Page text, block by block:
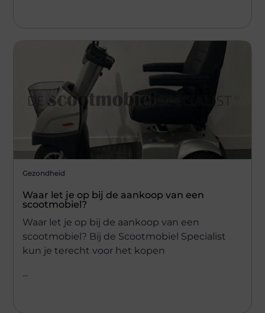
Gezondheid
Waar let je op bij de aankoop van een
scootmobiel?
Waar let je op bij de aankoop van een
scootmobiel? Bij de Scootmobiel Specialist
kun je terecht voor het kopen
...